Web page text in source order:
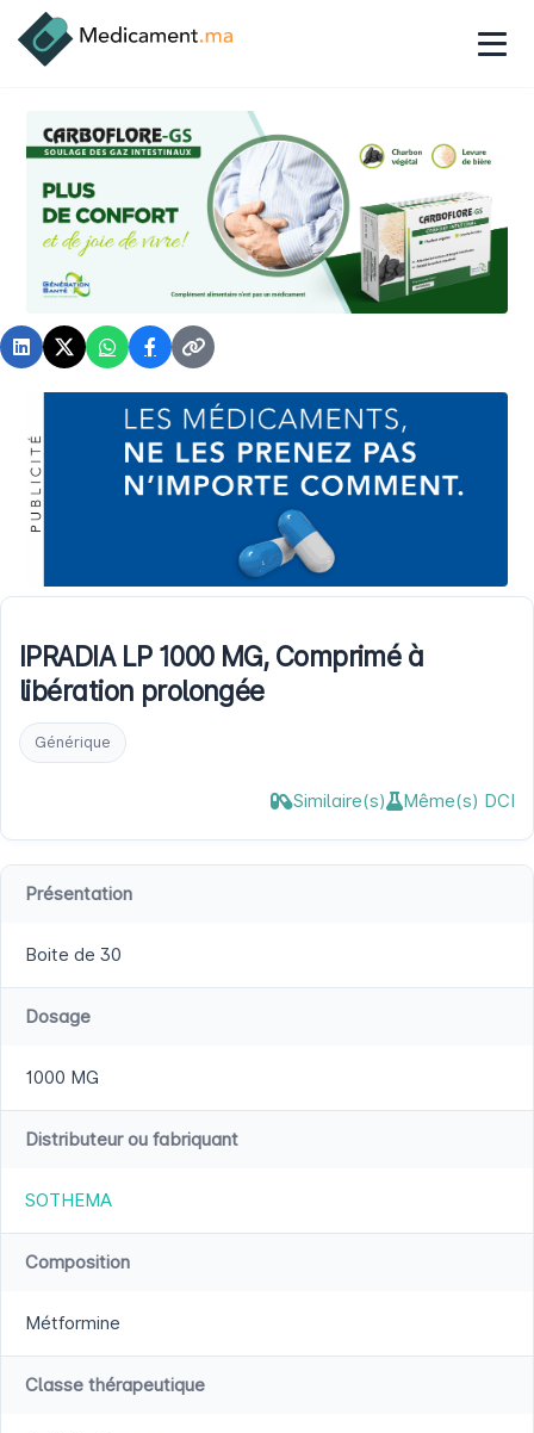
IPRADIA LP 1000 MG, Comprimé à
libération prolongée
Générique
Similaire(s) Même(s) DCI
Présentation
Boite de 30
Dosage
1000 MG
Distributeur ou fabriquant
SOTHEMA
Composition
Métformine
Classe thérapeutique